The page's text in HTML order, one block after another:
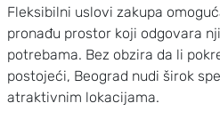
Fleksibilni uslovi zakupa
pronađu prostor koji odgovara
potrebama. Bez obzira da li
postojeći, Beograd nudi širok
atraktivnim lokacijama.